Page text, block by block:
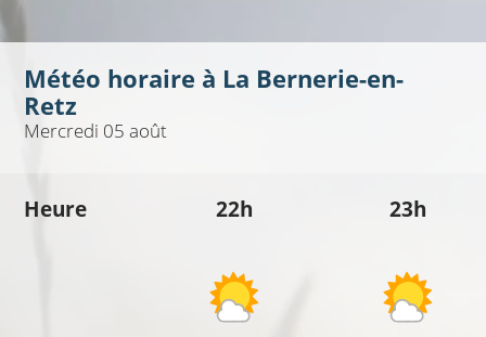
Météo horaire à La Bernerie-en-
Retz
Mercredi 05 août
Heure 22h 23h